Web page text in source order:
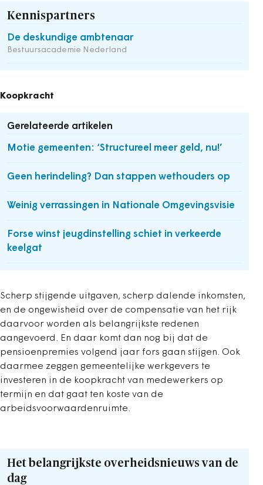
Kennispartners
De deskundige ambtenaar
Bestuursacademie Nederland
Koopkracht
Gerelateerde artikelen
Motie gemeenten: ‘Structureel meer geld, nu!’
Geen herindeling? Dan stappen wethouders op
Weinig verrassingen in Nationale Omgevingsvisie
Forse winst jeugdinstelling schiet in verkeerde
keelgat
Scherp stijgende uitgaven, scherp dalende inkomsten,
en de ongewisheid over de compensatie van het rijk
daarvoor worden als belangrijkste redenen
aangevoerd. En daar komt dan nog bij dat de
pensioenpremies volgend jaar fors gaan stijgen. Ook
daarmee zeggen gemeentelijke werkgevers te
investeren in de koopkracht van medewerkers op
termijn en dat gaat ten koste van de
arbeidsvoorwaardenruimte.
Het belangrijkste overheidsnieuws van de
dag